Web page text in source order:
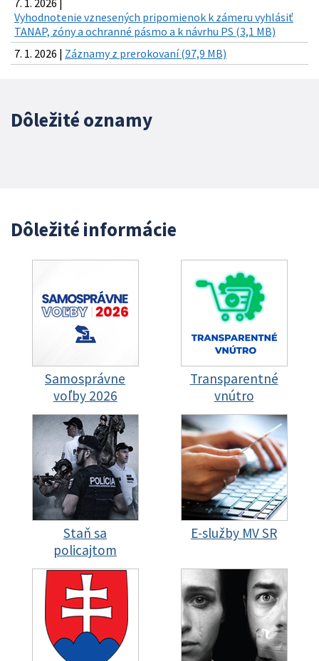
7. 1. 2026 |
Vyhodnotenie vznesených pripomienok k zámeru vyhlásiť
TANAP, zóny a ochranné pásmo a k návrhu PS (3,1 MB)
7. 1. 2026 | Záznamy z prerokovaní (97,9 MB)
Dôležité oznamy
Dôležité informácie
Samosprávne
voľby 2026
Transparentné
vnútro
Staň sa
policajtom
E-služby MV SR